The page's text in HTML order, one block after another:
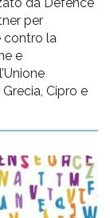
per
contro la
e
Cipro e